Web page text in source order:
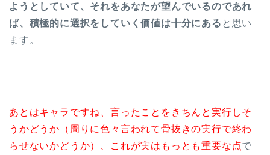
ようとしていて、それをあなたが望んでいるのであれ
ば、積極的に選択をしていく価値は十分にある と思い
ます。
あとはキャラですね、言ったことをきちんと実行しそ
うかどうか（周りに色々言われて骨抜きの実行で終わ
らせないかどうか）、これが実はもっとも重要な点で